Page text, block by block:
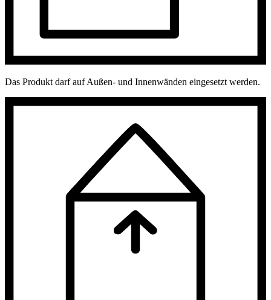
Das Produkt darf auf Außen- und Innenwänden eingesetzt werden.